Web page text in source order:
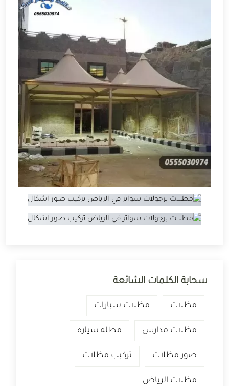
سحابة الكلمات الشائعة
مظلات مظلات سيارات
مظلات مدارس مظله سياره
صور مظلات تركيب مظلات
مظلات الرياض